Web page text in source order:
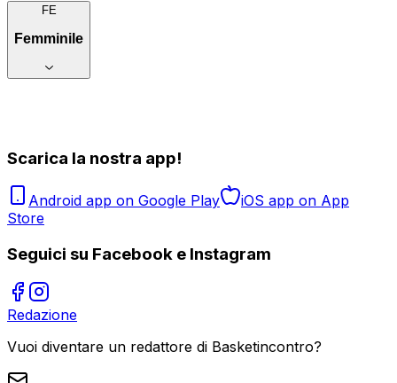
FE
Femminile
Scarica la nostra app!
Android app on Google Play
iOS app on App
Store
Seguici su Facebook e Instagram
Redazione
Vuoi diventare un redattore di Basketincontro?